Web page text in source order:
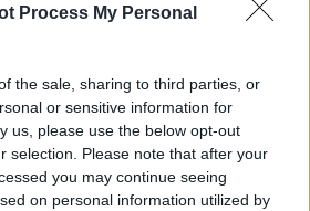
Process My Personal
the sale, sharing to third parties, or
or sensitive information for
us, please use the below opt-out
selection. Please note that after your
you may continue seeing
on personal information utilized by
Naprijed i nazad
Alkantara